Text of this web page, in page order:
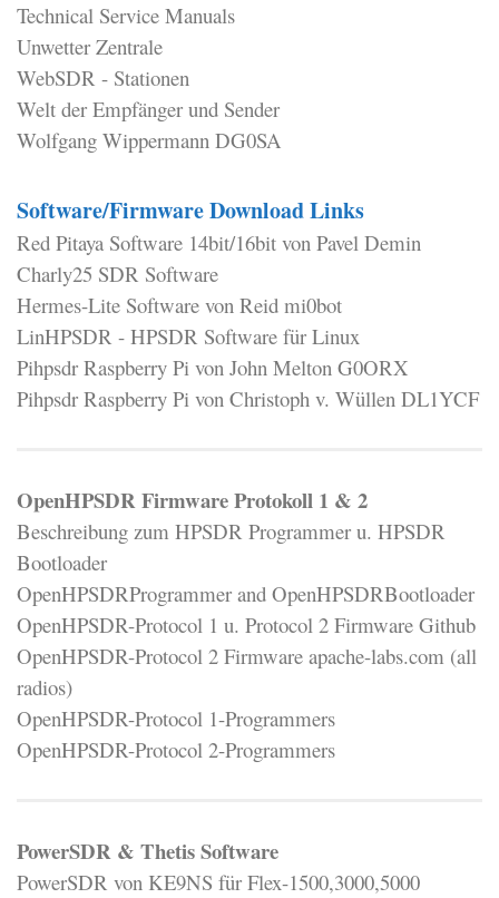
Technical Service Manuals
Unwetter Zentrale
WebSDR - Stationen
Welt der Empfänger und Sender
Wolfgang Wippermann DG0SA
Software/Firmware Download Links
Red Pitaya Software 14bit/16bit von Pavel Demin
Charly25 SDR Software
Hermes-Lite Software von Reid mi0bot
LinHPSDR - HPSDR Software für Linux
Pihpsdr Raspberry Pi von John Melton G0ORX
Pihpsdr Raspberry Pi von Christoph v. Wüllen DL1YCF
OpenHPSDR Firmware Protokoll 1 & 2
Beschreibung zum HPSDR Programmer u. HPSDR
Bootloader
OpenHPSDRProgrammer and OpenHPSDRBootloader
OpenHPSDR-Protocol 1 u. Protocol 2 Firmware Github
OpenHPSDR-Protocol 2 Firmware apache-labs.com (all
radios)
OpenHPSDR-Protocol 1-Programmers
OpenHPSDR-Protocol 2-Programmers
PowerSDR & Thetis Software
PowerSDR von KE9NS für Flex-1500,3000,5000